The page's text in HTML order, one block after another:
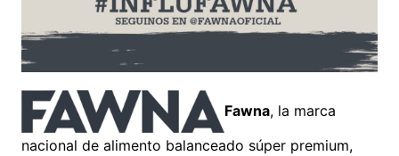
Fawna, la marca
nacional de alimento balanceado súper premium,